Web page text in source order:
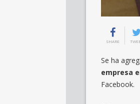
SHARE
Se ha
empresa
Facebook.